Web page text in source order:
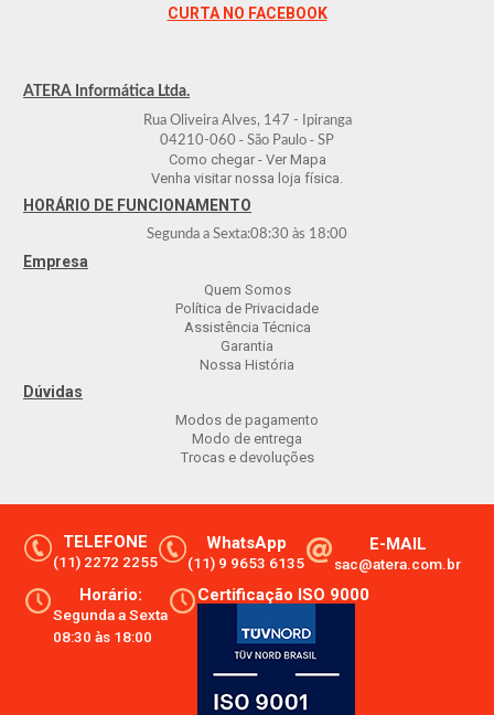
CURTA NO FACEBOOK
ATERA Informática Ltda.
Rua Oliveira Alves, 147 - Ipiranga
04210-060 - São Paulo - SP
Como chegar - Ver Mapa
Venha visitar nossa loja física.
HORÁRIO DE FUNCIONAMENTO
Segunda a Sexta:08:30 às 18:00
Empresa
Quem Somos
Política de Privacidade
Assistência Técnica
Garantia
Nossa História
Dúvidas
Modos de pagamento
Modo de entrega
Trocas e devoluções
TELEFONE
(11) 2272 2255
WhatsApp
(11) 9 9653 6135
E-MAIL
sac@atera.com.br
Horário:
Segunda a Sexta
08:30 às 18:00
Certificação ISO 9000